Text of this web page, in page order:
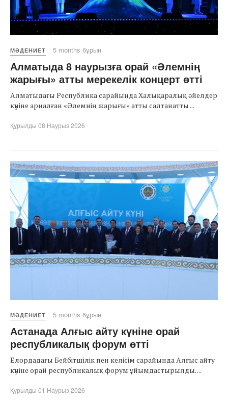
МӘДЕНИЕТ 5 months бұрын
Алматыда 8 наурызға орай «Әлемнің
жарығы» атты мерекелік концерт өтті
Алматыдағы Республика сарайында Халықаралық әйелдер
күніне арналған «Әлемнің жарығы» атты салтанатты ...
Құрылды 08 Наурыз 2026
МӘДЕНИЕТ 5 months бұрын
Астанада Алғыс айту күніне орай
республикалық форум өтті
Елордадағы Бейбітшілік пен келісім сарайында Алғыс айту
күніне орай республикалық форум ұйымдастырылды. ...
Құрылды 01 Наурыз 2026